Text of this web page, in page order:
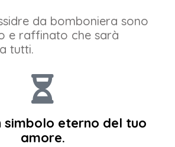
da bomboniera sono
e raffinato che sarà
tutti.
simbolo eterno del tuo
amore.